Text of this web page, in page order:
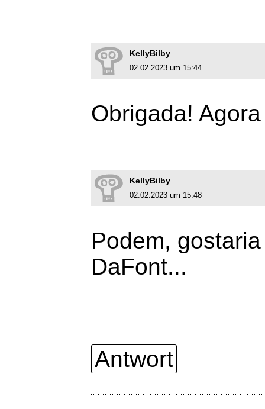
KellyBilby
02.02.2023 um 15:44
Obrigada!
KellyBilby
02.02.2023 um 15:48
Podem,
DaFont...
Antwort